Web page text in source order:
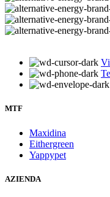
MTF
Maxidina
Eithergreen
Yappypet
AZIENDA